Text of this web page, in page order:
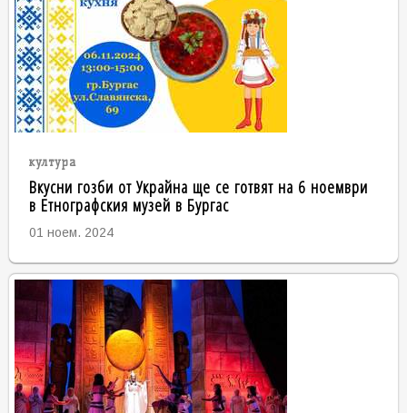
култура
Вкусни гозби от Украйна ще се готвят на 6 ноември
в Етнографския музей в Бургас
01 ноем. 2024